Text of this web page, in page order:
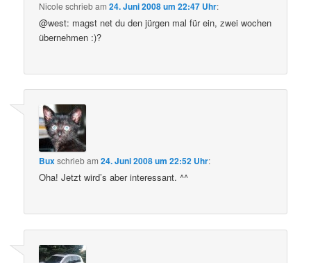
Nicole schriebam24. Juni 2008 um 22:47 Uhr:
@west: magst net du den jürgen mal für ein, zwei wochen
übernehmen :)?
Buxschriebam24. Juni 2008 um 22:52 Uhr:
Oha! Jetzt wird’s aber interessant. ^^